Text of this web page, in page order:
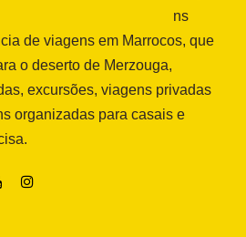
ns
de viagens em Marrocos, que
o deserto de Merzouga,
excursões, viagens privadas
organizadas para casais e